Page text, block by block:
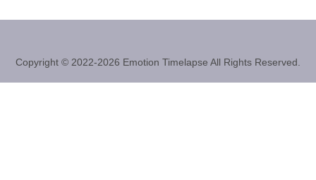
Copyright © 2022-2026 Emotion Timelapse All Rights Reserved.